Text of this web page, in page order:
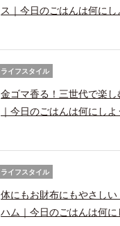
ス｜今日のごはんは何に
ライフスタイル
金ゴマ香る！三世代で楽
｜今日のごはんは何にし
ライフスタイル
体にもお財布にもやさし
ハム｜今日のごはんは何に